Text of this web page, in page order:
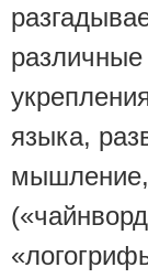
языка,